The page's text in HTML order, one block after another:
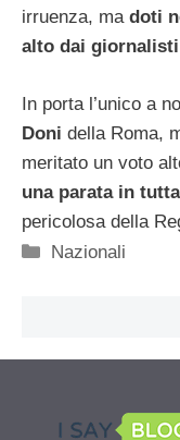
irruenza, ma doti
alto dai
In porta l’unico a
Doni della Roma,
meritato un voto
una parata in
pericolosa della
Categorie
Nazionali